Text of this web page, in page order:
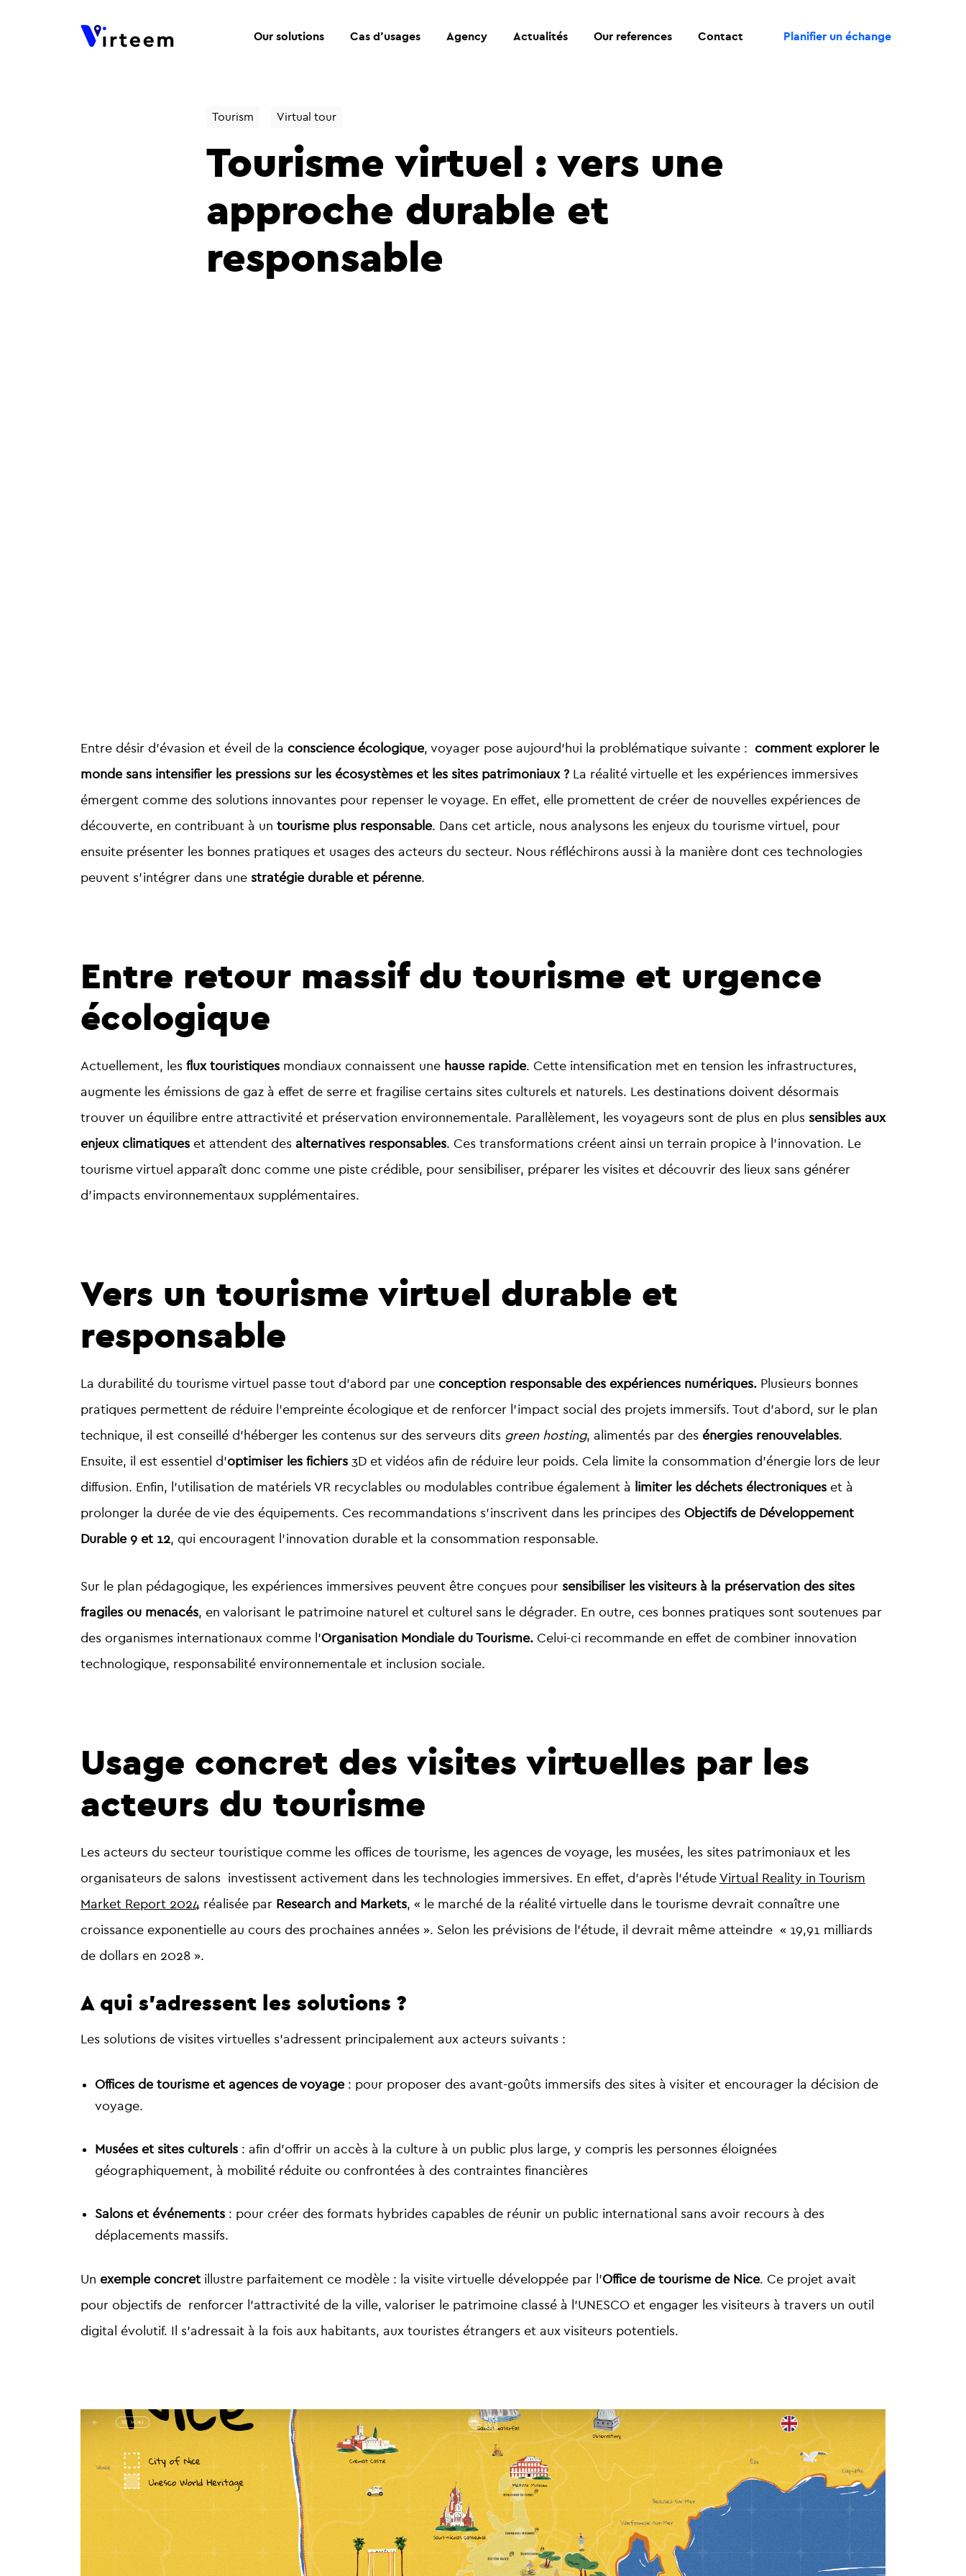
Our solutions Cas d’usages Agency Actualités Our references Contact Planifier un échange
Tourism Virtual tour
Tourisme virtuel : vers une
approche durable et
responsable
Entre désir d’évasion et éveil de la conscience écologique, voyager pose aujourd’hui la problématique suivante : comment explorer le
monde sans intensifier les pressions sur les écosystèmes et les sites patrimoniaux ? La réalité virtuelle et les expériences immersives
émergent comme des solutions innovantes pour repenser le voyage. En effet, elle promettent de créer de nouvelles expériences de
découverte, en contribuant à un tourisme plus responsable. Dans cet article, nous analysons les enjeux du tourisme virtuel, pour
ensuite présenter les bonnes pratiques et usages des acteurs du secteur. Nous réfléchirons aussi à la manière dont ces technologies
peuvent s’intégrer dans une stratégie durable et pérenne.
Entre retour massif du tourisme et urgence
écologique
Actuellement, les flux touristiques mondiaux connaissent une hausse rapide. Cette intensification met en tension les infrastructures,
augmente les émissions de gaz à effet de serre et fragilise certains sites culturels et naturels. Les destinations doivent désormais
trouver un équilibre entre attractivité et préservation environnementale. Parallèlement, les voyageurs sont de plus en plus sensibles aux
enjeux climatiques et attendent des alternatives responsables. Ces transformations créent ainsi un terrain propice à l’innovation. Le
tourisme virtuel apparaît donc comme une piste crédible, pour sensibiliser, préparer les visites et découvrir des lieux sans générer
d’impacts environnementaux supplémentaires.
Vers un tourisme virtuel durable et
responsable
La durabilité du tourisme virtuel passe tout d’abord par une conception responsable des expériences numériques. Plusieurs bonnes
pratiques permettent de réduire l’empreinte écologique et de renforcer l’impact social des projets immersifs. Tout d’abord, sur le plan
technique, il est conseillé d’héberger les contenus sur des serveurs dits green hosting, alimentés par des énergies renouvelables.
Ensuite, il est essentiel d’optimiser les fichiers 3D et vidéos afin de réduire leur poids. Cela limite la consommation d’énergie lors de leur
diffusion. Enfin, l’utilisation de matériels VR recyclables ou modulables contribue également à limiter les déchets électroniques et à
prolonger la durée de vie des équipements. Ces recommandations s’inscrivent dans les principes des Objectifs de Développement
Durable 9 et 12, qui encouragent l’innovation durable et la consommation responsable.
Sur le plan pédagogique, les expériences immersives peuvent être conçues pour sensibiliser les visiteurs à la préservation des sites
fragiles ou menacés, en valorisant le patrimoine naturel et culturel sans le dégrader. En outre, ces bonnes pratiques sont soutenues par
des organismes internationaux comme l’Organisation Mondiale du Tourisme. Celui-ci recommande en effet de combiner innovation
technologique, responsabilité environnementale et inclusion sociale.
Usage concret des visites virtuelles par les
acteurs du tourisme
Les acteurs du secteur touristique comme les offices de tourisme, les agences de voyage, les musées, les sites patrimoniaux et les
organisateurs de salons investissent activement dans les technologies immersives. En effet, d’après l’étudeVirtual Reality in Tourism
Market Report 2024 réalisée par Research and Markets, « l e marché de la réalité virtuelle dans le tourisme devrait connaître une
croissance exponentielle au cours des prochaines années ». Selon les prévisions de l’étude, il devrait même atteindre « 19,91 milliards
de dollars en 2028 ».
A qui s’adressent les solutions ?
Les solutions de visites virtuelles s’adressent principalement aux acteurs suivants :
Offices de tourisme et agences de voyage : pour proposer des avant-goûts immersifs des sites à visiter et encourager la décision de
voyage.
Musées et sites culturels : afin d’offrir un accès à la culture à un public plus large, y compris les personnes éloignées
géographiquement, à mobilité réduite ou confrontées à des contraintes financières
Salons et événements : pour créer des formats hybrides capables de réunir un public international sans avoir recours à des
déplacements massifs.
Un exemple concret illustre parfaitement ce modèle : la visite virtuelle développée par l’Office de tourisme de Nice. Ce projet avait
pour objectifs de renforcer l’attractivité de la ville, valoriser le patrimoine classé à l’UNESCO et engager les visiteurs à travers un outil
digital évolutif. Il s’adressait à la fois aux habitants, aux touristes étrangers et aux visiteurs potentiels.